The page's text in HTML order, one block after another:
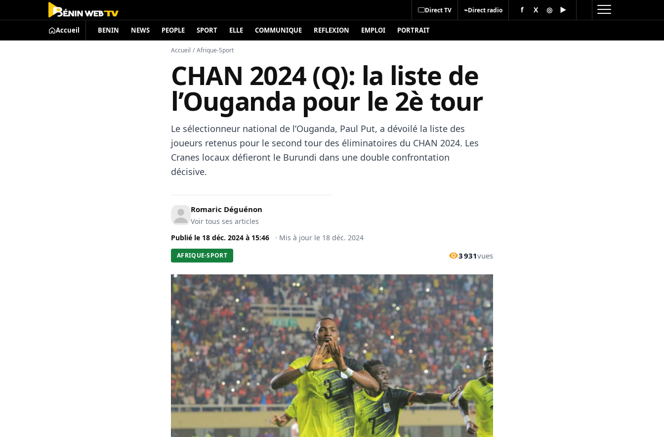
Direct TV ⌁Direct radio f X ◎ ▶
Accueil BENIN NEWS PEOPLE SPORT ELLE COMMUNIQUE REFLEXION EMPLOI PORTRAIT
Accueil / Afrique-Sport
CHAN 2024 (Q): la liste de
l’Ouganda pour le 2è tour
Le sélectionneur national de l’Ouganda, Paul Put, a dévoilé la liste des
joueurs retenus pour le second tour des éliminatoires du CHAN 2024. Les
Cranes locaux défieront le Burundi dans une double confrontation
décisive.
Romaric Déguénon
Voir tous ses articles
Publié le 18 déc. 2024 à 15:46 · Mis à jour le 18 déc. 2024
AFRIQUE-SPORT 3 931vues